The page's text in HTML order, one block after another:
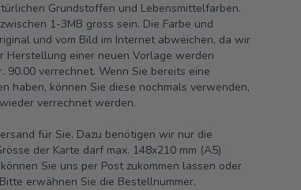
Grundstoffen und Lebensmittelfarben.
1-3MB gross sein. Die Farbe und
und vom Bild im Internet abweichen, da wir
Herstellung einer neuen Vorlage werden
90.00 verrechnet. Wenn Sie bereits eine
haben, können Sie diese nochmals verwenden,
verrechnet werden.
für Sie. Dazu benötigen wir nur die
der Karte darf max. 148x210 mm (A5)
Sie uns per Post zukommen lassen oder
Bitte erwähnen Sie die Bestellnummer.